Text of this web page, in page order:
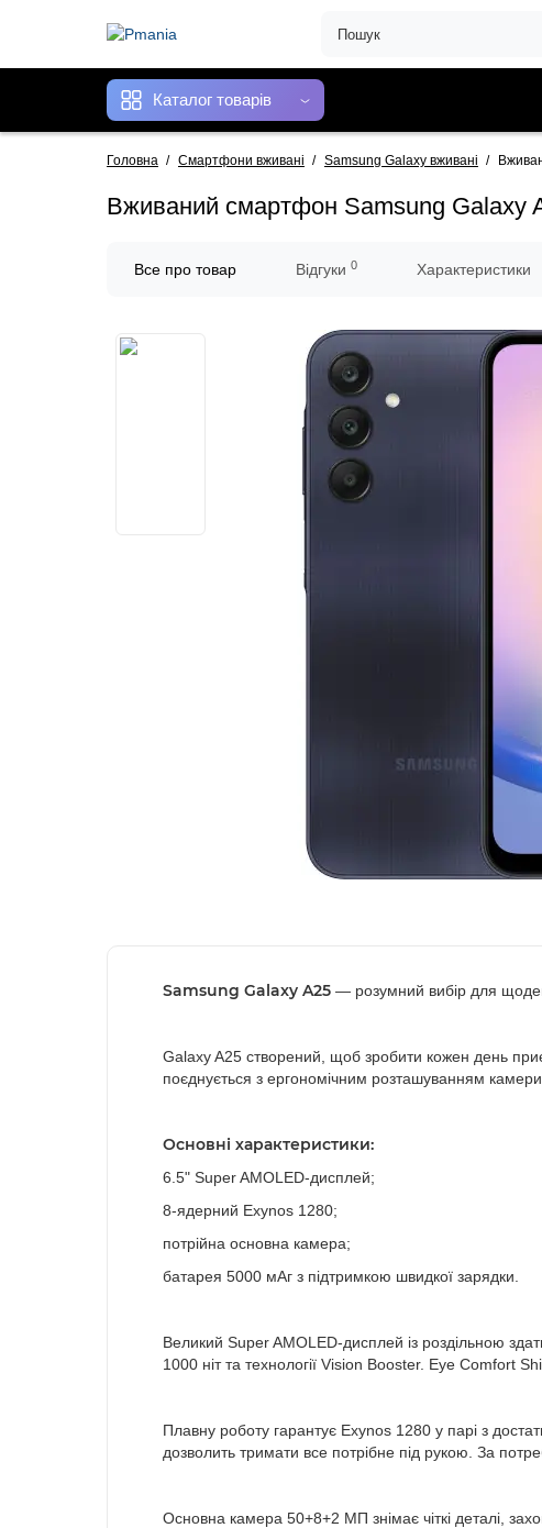
Каталог товарів
Головна Смартфони вживані Samsung Galaxy вживані
Вживаний смартфон Samsung Galaxy
Все про товар Відгуки 0 Характеристики
Samsung Galaxy A25 — розумний вибір для
Galaxy A25 створений, щоб зробити кожен день
поєднується з ергономічним розташуванням камери.
Основні характеристики:
6.5" Super AMOLED-дисплей;
8-ядерний Exynos 1280;
потрійна основна камера;
батарея 5000 мАг з підтримкою швидкої зарядки.
Великий Super AMOLED-дисплей із роздільною
1000 ніт та технології Vision Booster. Eye Comfort
Плавну роботу гарантує Exynos 1280 у парі з
дозволить тримати все потрібне під рукою. За
Основна камера 50+8+2 МП знімає чіткі деталі,